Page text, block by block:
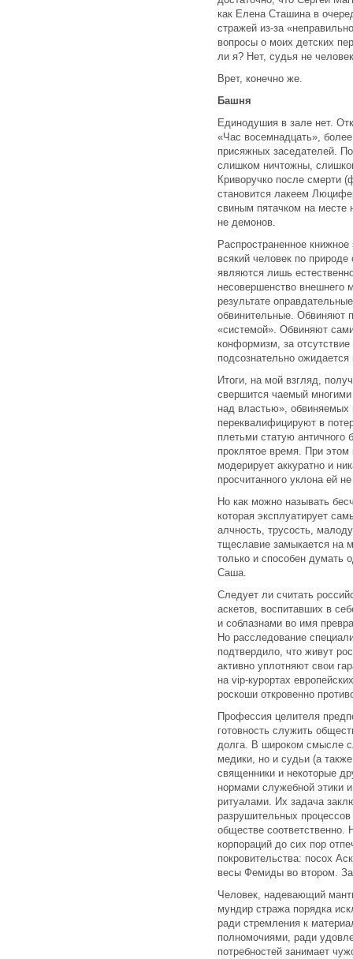
как Елена Сташина в
стражей из-за
вопросы о моих детских
ли я? Нет, судья не
Врет, конечно же.
Башня
Единодушия в зале нет.
«Час восемнадцать»,
присяжных заседателей.
слишком ничтожны,
Криворучко после смерти
становится лакеем
свиным пятачком на
не демонов.
Распространенное
всякий человек по
являются лишь
несовершенство внешнего
результате
обвинительные. Обвиняют
«системой». Обвиняют
конформизм, за
подсознательно
Итоги, на мой взгляд,
свершится чаемый
над властью», обвиняемых
переквалифицируют в
плетьми статую античного
проклятое время. При этом
модерирует аккуратно и
просчитанного уклона ей
Но как можно называть
которая эксплуатирует
алчность, трусость,
тщеславие замыкается на
только и способен думать
Саша.
Следует ли считать
аскетов, воспитавших в
и соблазнами во имя
Но расследование
подтвердило, что живут
активно уплотняют свои
на vip-курортах
роскоши откровенно
Профессия целителя
готовность служить
долга. В широком смысле
медики, но и судьи (а
священники и некоторые
нормами служебной этики
ритуалами. Их задача
разрушительных
обществе соответственно.
корпораций до сих пор
покровительства: посох
весы Фемиды во втором.
Человек, надевающий
мундир стража порядка
ради стремления к
полномочиями, ради
потребностей занимает